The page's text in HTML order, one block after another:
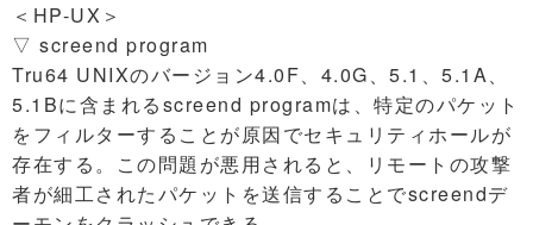
＜HP-UX＞
▽ screend program
Tru64 UNIXのバージョン4.0F、4.0G、5.1、5.1A、
5.1Bに含まれるscreend programは、特定のパケット
をフィルターすることが原因でセキュリティホールが
存在する。この問題が悪用されると、リモートの攻撃
者が細工されたパケットを送信することでscreendデ